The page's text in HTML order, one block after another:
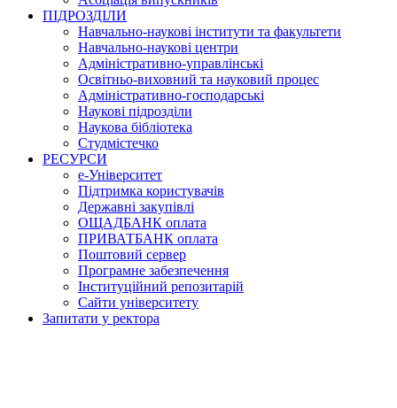
ПІДРОЗДІЛИ
Навчально-наукові інститути та факультети
Навчально-наукові центри
Адміністративно-управлінські
Освітньо-виховний та науковий процес
Адміністративно-господарські
Наукові підрозділи
Наукова бібліотека
Студмістечко
РЕСУРСИ
е-Університет
Підтримка користувачів
Державні закупівлі
ОЩАДБАНК оплата
ПРИВАТБАНК оплата
Поштовий сервер
Програмне забезпечення
Інституційний репозитарій
Сайти університету
Запитати у ректора